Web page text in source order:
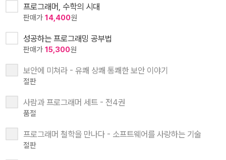
프로그래머, 수학의 시대
판매가 14,400원
성공하는 프로그래밍 공부법
판매가 15,300원
보안에 미쳐라 - 유쾌 상쾌 통쾌한 보안 이야기
절판
사람과 프로그래머 세트 - 전4권
품절
프로그래머 철학을 만나다 - 소프트웨어를 사랑하는 기술
절판